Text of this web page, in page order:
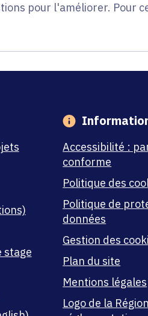
pour l'améliorer. Pour
stage
Accessibilité :
conforme
Politique des
Politique de
données
Gestion des
Plan du site
Mentions légales
Logo de la